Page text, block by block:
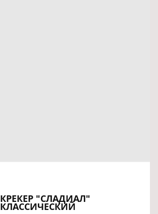
КРЕКЕР "СЛАДИАЛ"
КЛАССИЧЕСКИЙ